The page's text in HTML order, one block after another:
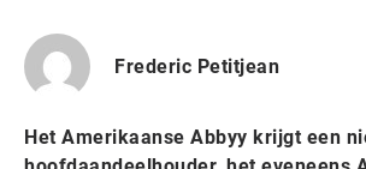
Frederic Petitjean
Het Amerikaanse Abbyy krijgt een